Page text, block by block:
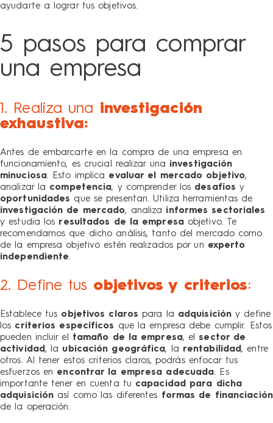
ayudarte a lograr tus objetivos.
5 pasos para comprar
una empresa
1. Realiza una investigación
exhaustiva:
Antes de embarcarte en la compra de una empresa en
funcionamiento, es crucial realizar una investigación
minuciosa. Esto implica evaluar el mercado objetivo,
analizar la competencia, y comprender los desafíosy
oportunidades que se presentan. Utiliza herramientas de
investigación de mercado, analiza informes sectoriales
y estudia los resultados de la empresa objetivo. Te
recomendamos que dicho análisis, tanto del mercado como
de la empresa objetivo estén realizados por un experto
independiente.
2. Define tus objetivos y criterios:
Establece tus objetivos clarospara la adquisicióny define
los criterios específicos que la empresa debe cumplir. Estos
pueden incluir el tamaño de la empresa, elsector de
actividad, la ubicación geográfica, la rentabilidad, entre
otros. Al tener estos criterios claros, podrás enfocar tus
esfuerzos en encontrar la empresa adecuada. Es
importante tener en cuenta tu capacidad para dicha
adquisición así como las diferentes formas de financiación
de la operación.